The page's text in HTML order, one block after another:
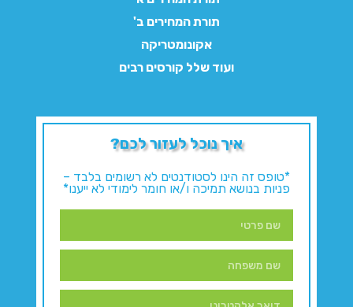
תורת המחירים ב'
אקונומטריקה
ועוד שלל קורסים רבים
איך נוכל לעזור לכם?
*טופס זה הינו לסטודנטים לא רשומים בלבד –
פניות בנושא תמיכה ו/או חומר לימודי לא ייענו*